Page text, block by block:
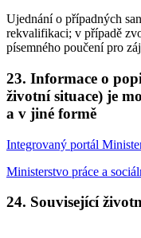
Ujednání o případných
rekvalifikaci; v případě
písemného poučení pro
23. Informace o
životní situace) je
a v jiné formě
Integrovaný portál
Ministerstvo práce a
24. Související